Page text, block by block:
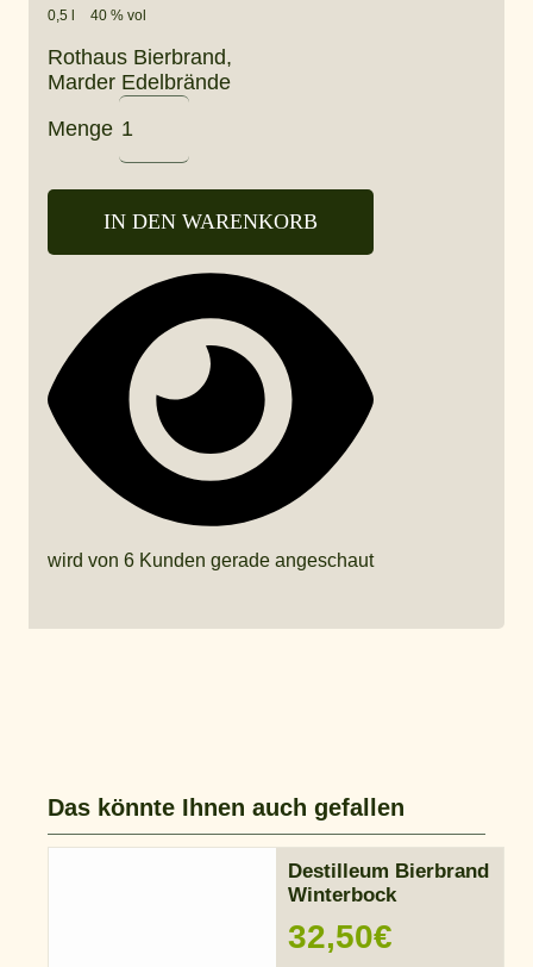
0,5 l
40 % vol
Rothaus Bierbrand,
Marder Edelbrände
Menge
IN DEN WARENKORB
wird von 6 Kunden gerade angeschaut
Das könnte Ihnen auch gefallen
Destilleum Bierbrand
Winterbock
32,50€